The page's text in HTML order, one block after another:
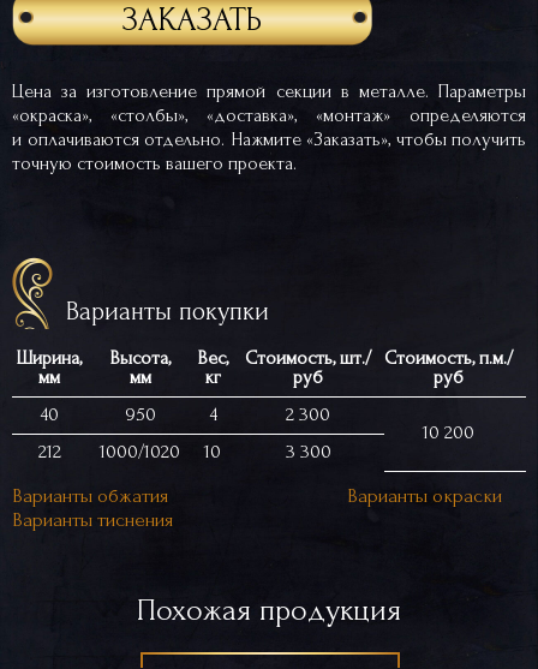
ЗАКАЗАТЬ
Цена за изготовление прямой секции в металле. Параметры
«окраска», «столбы», «доставка», «монтаж» определяются
и оплачиваются отдельно. Нажмите «Заказать», чтобы получить
точную стоимость вашего проекта.
Варианты покупки
Ширина,
мм
Высота,
мм
Вес,
кг
Стоимость, шт./
руб
Стоимость, п.м./
руб
40
950 4
2 300
10 200
212
1000/1020 10 3 300
Варианты обжатия
Варианты окраски
Варианты тиснения
Похожая продукция